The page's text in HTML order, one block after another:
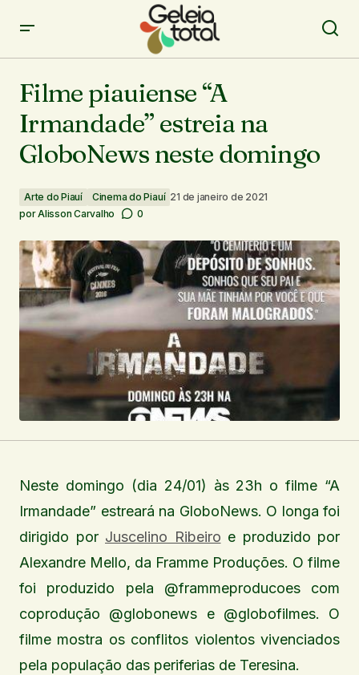
neste domingo
Filme piauiense “A
Irmandade” estreia na
GloboNews neste domingo
Arte do Piauí Cinema do Piauí 21 de janeiro de 2021
porAlisson Carvalho 0
Neste domingo (dia 24/01) às 23h o filme “A
Irmandade” estreará na GloboNews. O longa foi
dirigido por Juscelino Ribeiro e produzido por
Alexandre Mello, da Framme Produções. O filme
foi produzido pela @frammeproducoes com
coprodução @globonews e @globofilmes. O
filme mostra os conflitos violentos vivenciados
pela população das periferias de Teresina.